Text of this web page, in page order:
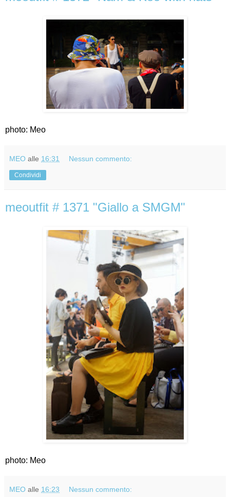
photo: Meo
MEO alle 16:31 Nessun commento:
Condividi
meoutfit # 1371 "Giallo a SMGM"
photo: Meo
MEO alle 16:23 Nessun commento: